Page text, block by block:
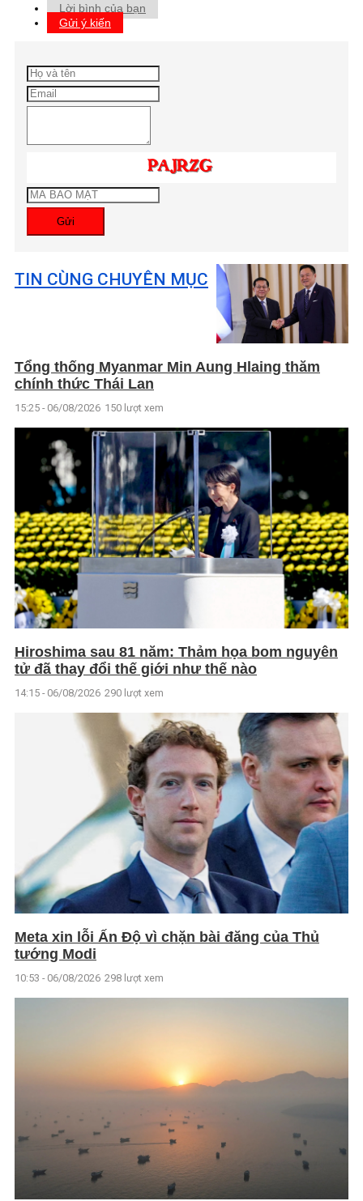
Lời bình của bạn
Gửi ý kiến
Gửi
TIN CÙNG CHUYÊN MỤC
Tổng thống Myanmar Min Aung Hlaing thăm
chính thức Thái Lan
15:25 - 06/08/2026 150 lượt xem
Hiroshima sau 81 năm: Thảm họa bom nguyên
tử đã thay đổi thế giới như thế nào
14:15 - 06/08/2026 290 lượt xem
Meta xin lỗi Ấn Độ vì chặn bài đăng của Thủ
tướng Modi
10:53 - 06/08/2026 298 lượt xem